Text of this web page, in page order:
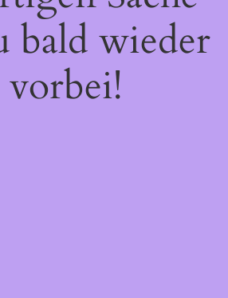
bald wieder
vorbei!